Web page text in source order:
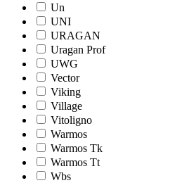
Un
UNI
URAGAN
Uragan Prof
UWG
Vector
Viking
Village
Vitoligno
Warmos
Warmos Tk
Warmos Tt
Wbs